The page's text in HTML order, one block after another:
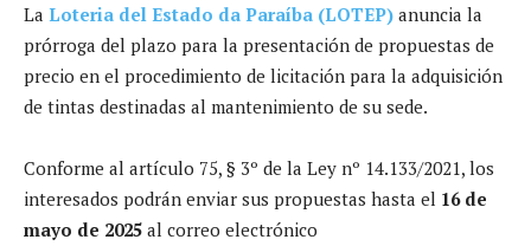
La Loteria del Estado da Paraíba (LOTEP) anuncia la
prórroga del plazo para la presentación de propuestas de
precio en el procedimiento de licitación para la adquisición
de tintas destinadas al mantenimiento de su sede.
Conforme al artículo 75, § 3º de la Ley nº 14.133/2021, los
interesados podrán enviar sus propuestas hasta el 16 de
mayo de 2025 al correo electrónico